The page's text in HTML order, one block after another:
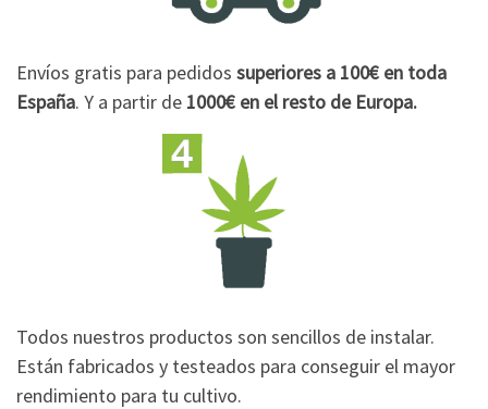
Envíos gratis para pedidos superiores a 100€ en toda
España. Y a partir de 1000€ en el resto de Europa.
Todos nuestros productos son sencillos de instalar.
Están fabricados y testeados para conseguir el mayor
rendimiento para tu cultivo.